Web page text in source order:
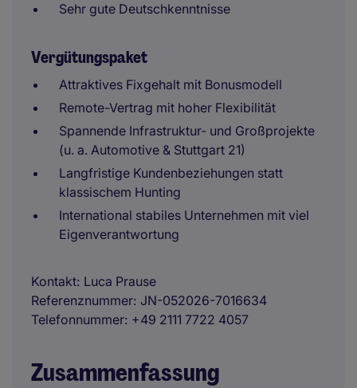
Sehr gute Deutschkenntnisse
Vergütungspaket
Attraktives Fixgehalt mit Bonusmodell
Remote-Vertrag mit hoher Flexibilität
Spannende Infrastruktur- und Großprojekte
(u. a. Automotive & Stuttgart 21)
Langfristige Kundenbeziehungen statt
klassischem Hunting
International stabiles Unternehmen mit viel
Eigenverantwortung
Kontakt Luca Prause
Referenznummer JN-052026-7016634
Telefonnummer +49 2111 7722 4057
Zusammenfassung